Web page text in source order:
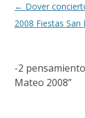
Navegación de
← Dover
2008 Fiestas San
-2
Mateo 2008”